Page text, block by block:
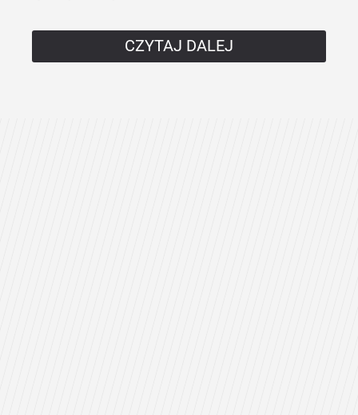
CZYTAJ DALEJ